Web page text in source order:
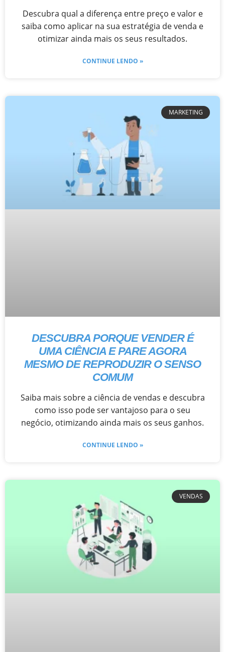
Descubra qual a diferença entre preço e valor e
saiba como aplicar na sua estratégia de venda e
otimizar ainda mais os seus resultados.
CONTINUE LENDO »
MARKETING
DESCUBRA PORQUE VENDER É
UMA CIÊNCIA E PARE AGORA
MESMO DE REPRODUZIR O SENSO
COMUM
Saiba mais sobre a ciência de vendas e descubra
como isso pode ser vantajoso para o seu
negócio, otimizando ainda mais os seus ganhos.
CONTINUE LENDO »
VENDAS